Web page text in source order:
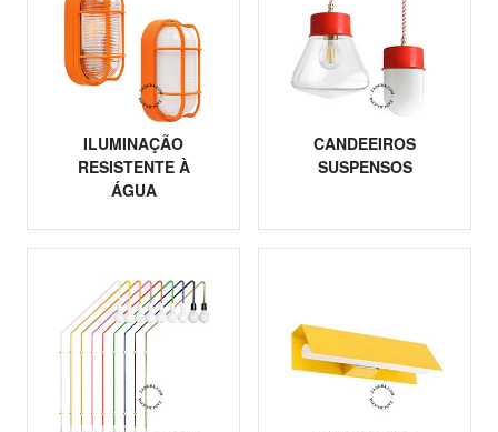
ILUMINAÇÃO
RESISTENTE À
ÁGUA
CANDEEIROS
SUSPENSOS